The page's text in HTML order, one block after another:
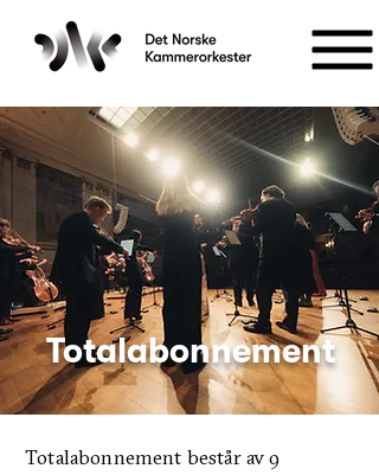
Totalabonnement
Totalabonnement består av 9